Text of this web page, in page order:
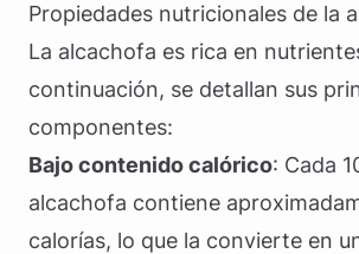
Propiedades nutricionales de la
La alcachofa es rica en
continuación, se detallan sus
componentes:
Bajo contenido calórico: Cada
alcachofa contiene
calorías, lo que la convierte en